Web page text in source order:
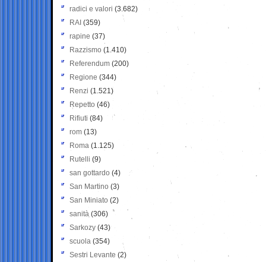
radici e valori (3.682)
RAI (359)
rapine (37)
Razzismo (1.410)
Referendum (200)
Regione (344)
Renzi (1.521)
Repetto (46)
Rifiuti (84)
rom (13)
Roma (1.125)
Rutelli (9)
san gottardo (4)
San Martino (3)
San Miniato (2)
sanità (306)
Sarkozy (43)
scuola (354)
Sestri Levante (2)